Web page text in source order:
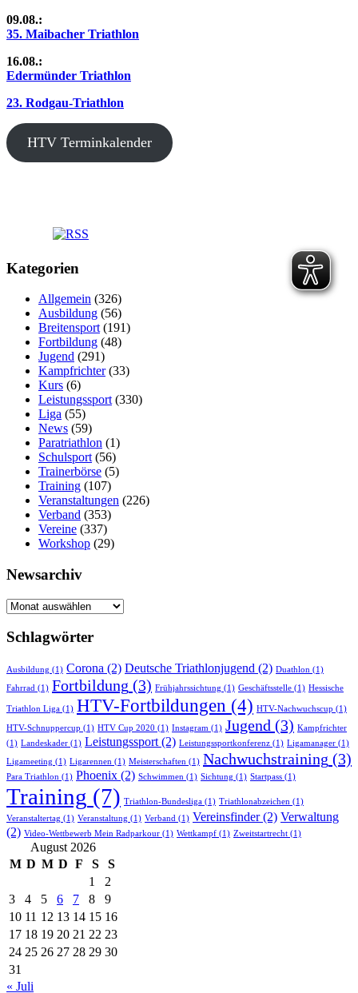
09.08.:
35. Maibacher Triathlon
16.08.:
Edermünder Triathlon
23. Rodgau-Triathlon
HTV Terminkalender
Kategorien
Allgemein (326)
Ausbildung (56)
Breitensport (191)
Fortbildung (48)
Jugend (291)
Kampfrichter(33)
Kurs (6)
Leistungssport (330)
Liga (55)
News (59)
Paratriathlon (1)
Schulsport (56)
Trainerbörse (5)
Training (107)
Veranstaltungen (226)
Verband (353)
Vereine (337)
Workshop (29)
Newsarchiv
Newsarchiv
Schlagwörter
Ausbildung (1) Corona (2) Deutsche Triathlonjugend (2) Duathlon (1)
Fahrrad (1) Fortbildung (3) Frühjahrssichtung (1) Geschäftsstelle (1) Hessische
Triathlon Liga (1) HTV-Fortbildungen (4) HTV-Nachwuchscup (1)
HTV-Schnuppercup (1) HTV Cup 2020 (1) Instagram (1) Jugend (3) Kampfrichter
(1) Landeskader (1) Leistungssport(2) Leistungssportkonferenz (1) Ligamanager (1)
Ligameeting (1) Ligarennen (1) Meisterschaften (1) Nachwuchstraining (3)
Para Triathlon (1) Phoenix (2) Schwimmen (1) Sichtung (1) Startpass (1)
Training (7) Triathlon-Bundesliga (1) Triathlonabzeichen (1)
Veranstaltertag (1) Veranstaltung (1) Verband (1) Vereinsfinder(2) Verwaltung
(2) Video-Wettbewerb Mein Radparkour (1) Wettkampf (1) Zweitstartrecht (1)
August 2026
M D M D F S
S
1
2
3
4 5 6 7 8
9
10 11 12 13 14 15 16
17 18 19 20 21 22 23
24 25 26 27 28 29 30
31
« Juli